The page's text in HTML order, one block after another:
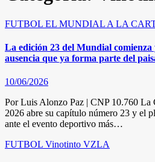
FUTBOL EL MUNDIAL A LA
La edición 23 del Mundial
ausencia que ya forma parte del
10/06/2026
Por Luis Alonzo Paz | CNP 10.760
2026 abre su capítulo número 23 y el
ante el evento deportivo más…
FUTBOL Vinotinto VZLA